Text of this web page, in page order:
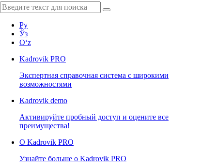
Ру
Ўз
Oʻz
Kadrovik PRO
Экспертная справочная система с широкими
возможностями
Kadrovik demo
Активируйте пробный доступ и оцените все
преимущества!
О Kadrovik PRO
Узнайте больше о Kadrovik PRO